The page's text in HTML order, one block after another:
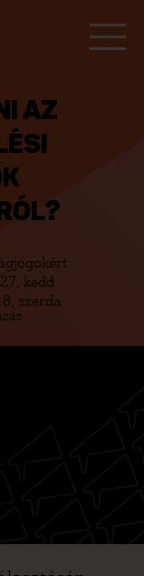
AZ
kedd
szerda